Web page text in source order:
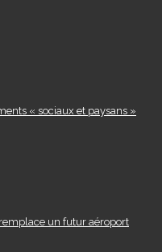
« sociaux et paysans »
un futur aéroport